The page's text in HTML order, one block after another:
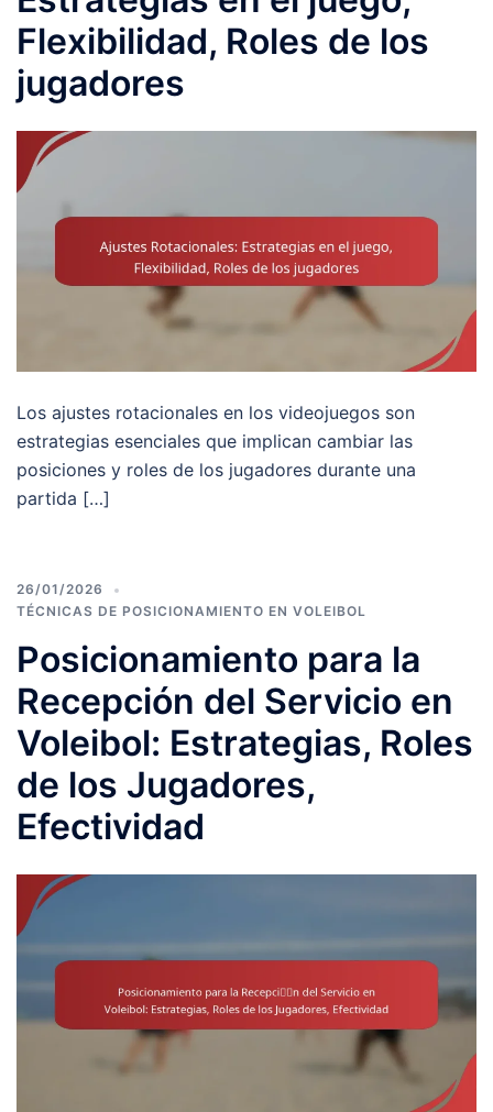
Flexibilidad, Roles de los
jugadores
Los ajustes rotacionales en los videojuegos son
estrategias esenciales que implican cambiar las
posiciones y roles de los jugadores durante una
partida […]
26/01/2026
TÉCNICAS DE POSICIONAMIENTO EN VOLEIBOL
Posicionamiento para la
Recepción del Servicio en
Voleibol: Estrategias, Roles
de los Jugadores,
Efectividad